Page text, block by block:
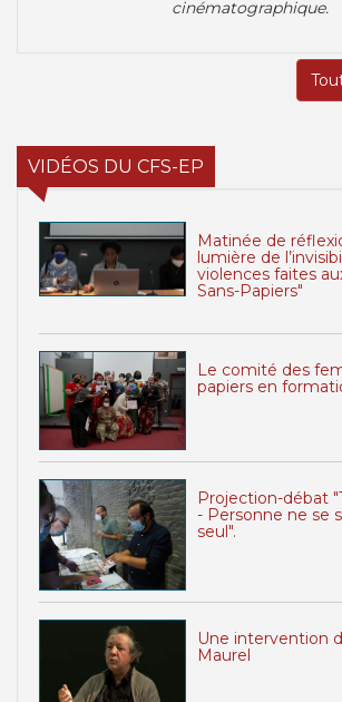
cinématographique.
VIDÉOS DU CFS-EP
Matinée de
lumière de
violences faites
Sans-Papiers"
Le comité des
papiers en
Projection-débat
- Personne ne se
seul".
Une intervention
Maurel